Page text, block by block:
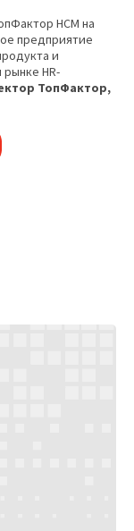
HCM на
предприятие
и
HR-
ТопФактор,